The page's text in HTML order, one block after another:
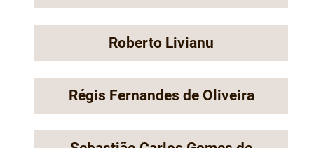
Roberto Livianu
Régis Fernandes de Oliveira